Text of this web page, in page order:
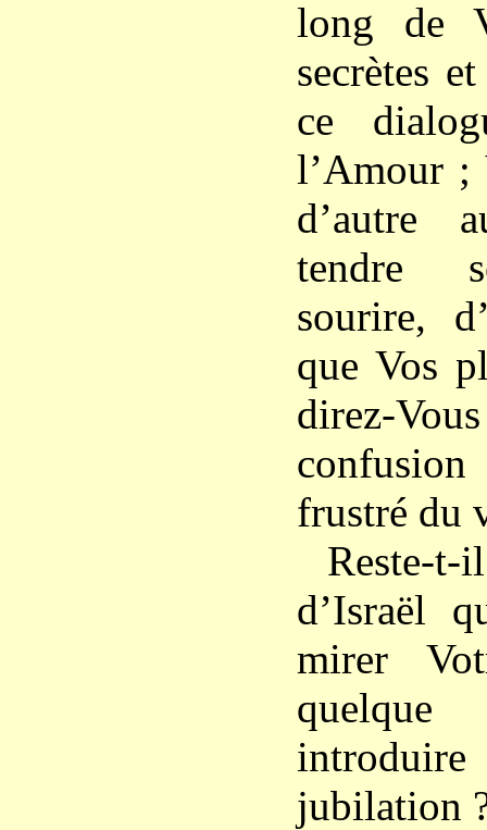
long de
secrètes
ce
l’Amour ;
d’autre
tendre
sourire,
que Vos
direz-
frustré du
Reste-
d’Israël
mirer
jubilation